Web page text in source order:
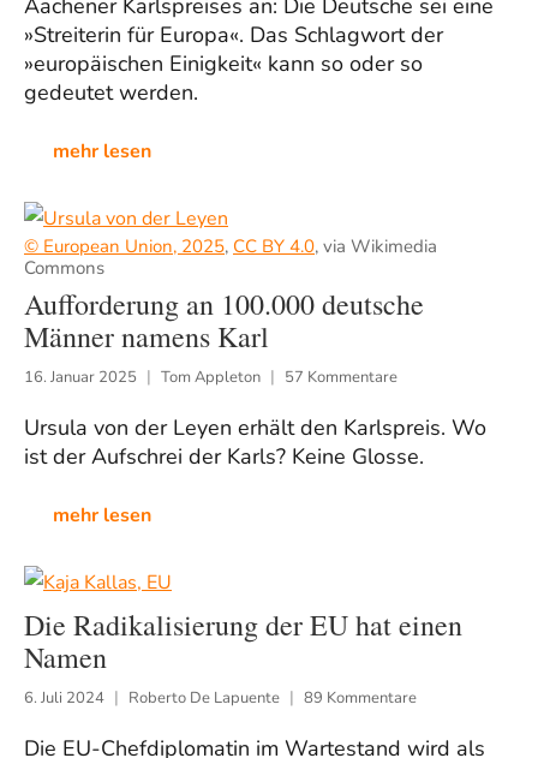
Aachener Karlspreises an: Die Deutsche sei eine
»Streiterin für Europa«. Das Schlagwort der
»europäischen Einigkeit« kann so oder so
gedeutet werden.
mehr lesen
© European Union, 2025, CC BY 4.0, via Wikimedia
Commons
Aufforderung an 100.000 deutsche
Männer namens Karl
16. Januar 2025 Tom Appleton 57 Kommentare
Ursula von der Leyen erhält den Karlspreis. Wo
ist der Aufschrei der Karls? Keine Glosse.
mehr lesen
Die Radikalisierung der EU hat einen
Namen
6. Juli 2024 Roberto De Lapuente 89 Kommentare
Die EU-Chefdiplomatin im Wartestand wird als